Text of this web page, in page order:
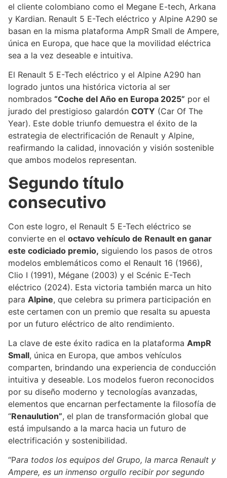
el cliente colombiano como el Megane E-tech, Arkana
y Kardian. Renault 5 E-Tech eléctrico y Alpine A290 se
basan en la misma plataforma AmpR Small de Ampere,
única en Europa, que hace que la movilidad eléctrica
sea a la vez deseable e intuitiva.
El Renault 5 E-Tech eléctrico y el Alpine A290 han
logrado juntos una histórica victoria al ser
nombrados “Coche del Año en Europa 2025” por el
jurado del prestigioso galardón COTY (Car Of The
Year). Este doble triunfo demuestra el éxito de la
estrategia de electrificación de Renault y Alpine,
reafirmando la calidad, innovación y visión sostenible
que ambos modelos representan.
Segundo título
consecutivo
Con este logro, el Renault 5 E-Tech eléctrico se
convierte en el octavo vehículo de Renault en ganar
este codiciado premio, siguiendo los pasos de otros
modelos emblemáticos como el Renault 16 (1966),
Clio I (1991), Mégane (2003) y el Scénic E-Tech
eléctrico (2024). Esta victoria también marca un hito
para Alpine, que celebra su primera participación en
este certamen con un premio que resalta su apuesta
por un futuro eléctrico de alto rendimiento.
La clave de este éxito radica en la plataforma AmpR
Small, única en Europa, que ambos vehículos
comparten, brindando una experiencia de conducción
intuitiva y deseable. Los modelos fueron reconocidos
por su diseño moderno y tecnologías avanzadas,
elementos que encarnan perfectamente la filosofía de
“Renaulution”, el plan de transformación global que
está impulsando a la marca hacia un futuro de
electrificación y sostenibilidad.
“Para todos los equipos del Grupo, la marca Renault y
Ampere, es un inmenso orgullo recibir por segundo